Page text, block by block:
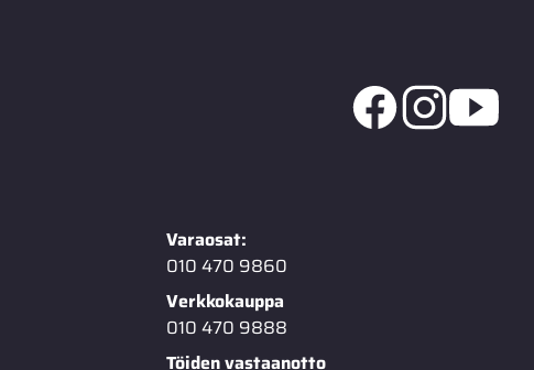
Varaosat:
010 470 9860
Verkkokauppa
010 470 9888
Töiden vastaanotto